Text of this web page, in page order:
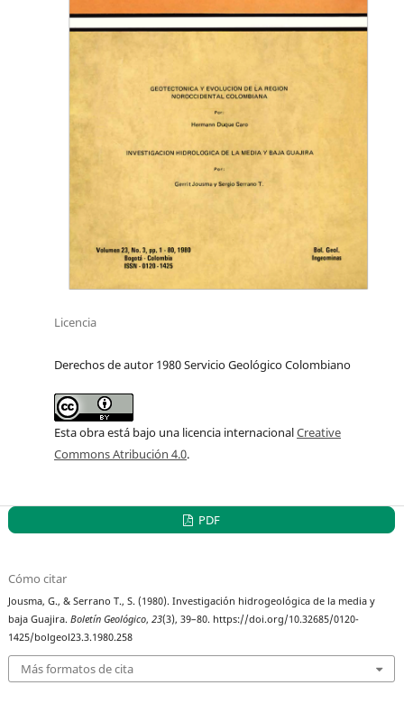
Licencia
Derechos de autor 1980 Servicio Geológico Colombiano
Esta obra está bajo una licencia internacionalCreative
Commons Atribución 4.0.
PDF
Cómo citar
Jousma, G., & Serrano T., S. (1980). Investigación hidrogeológica de la media y
baja Guajira.Boletín Geológico,23(3), 39–80. https://doi.org/10.32685/0120-
1425/bolgeol23.3.1980.258
Más formatos de cita